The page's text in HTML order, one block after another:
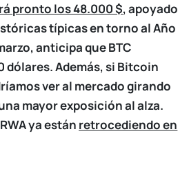
pronto los 48.000 $, apoyado
típicas en torno al Año
anticipa que BTC
dólares. Además, si Bitcoin
ver al mercado girando
mayor exposición al alza.
ya están retrocediendo en